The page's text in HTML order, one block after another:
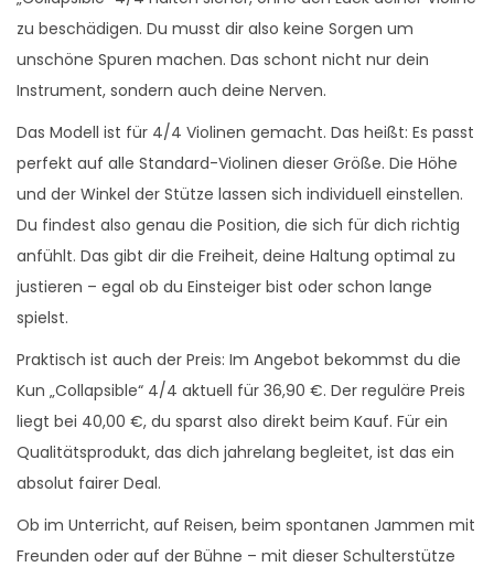
zu beschädigen. Du musst dir also keine Sorgen um
unschöne Spuren machen. Das schont nicht nur dein
Instrument, sondern auch deine Nerven.
Das Modell ist für 4/4 Violinen gemacht. Das heißt: Es passt
perfekt auf alle Standard-Violinen dieser Größe. Die Höhe
und der Winkel der Stütze lassen sich individuell einstellen.
Du findest also genau die Position, die sich für dich richtig
anfühlt. Das gibt dir die Freiheit, deine Haltung optimal zu
justieren – egal ob du Einsteiger bist oder schon lange
spielst.
Praktisch ist auch der Preis: Im Angebot bekommst du die
Kun „Collapsible“ 4/4 aktuell für 36,90 €. Der reguläre Preis
liegt bei 40,00 €, du sparst also direkt beim Kauf. Für ein
Qualitätsprodukt, das dich jahrelang begleitet, ist das ein
absolut fairer Deal.
Ob im Unterricht, auf Reisen, beim spontanen Jammen mit
Freunden oder auf der Bühne – mit dieser Schulterstütze